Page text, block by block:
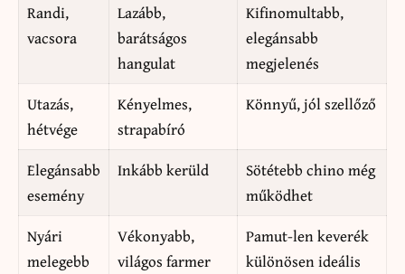
Randi,
vacsora
Lazább,
barátságos
hangulat
Kifinomultabb,
elegánsabb
megjelenés
Utazás,
hétvége
Kényelmes,
strapabíró
Könnyű, jól szellőző
Elegánsabb
esemény
Inkább kerüld
Sötétebb chino még
működhet
Nyári
melegebb
Vékonyabb,
világos farmer
Pamut-len keverék
különösen ideális